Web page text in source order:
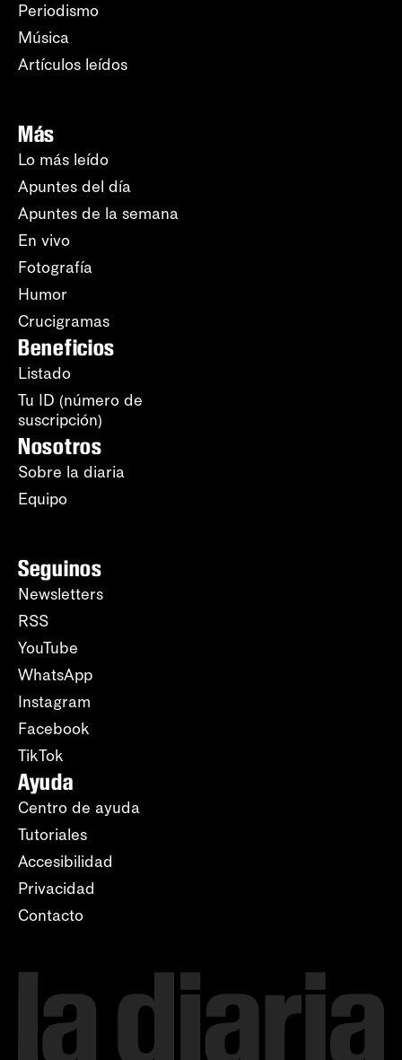
Periodismo
Música
Artículos leídos
Más
Lo más leído
Apuntes del día
Apuntes de la semana
En vivo
Fotografía
Humor
Crucigramas
Beneficios
Listado
Tu ID (número de
suscripción)
Nosotros
Sobre la diaria
Equipo
Seguinos
Newsletters
RSS
YouTube
WhatsApp
Instagram
Facebook
TikTok
Ayuda
Centro de ayuda
Tutoriales
Accesibilidad
Privacidad
Contacto